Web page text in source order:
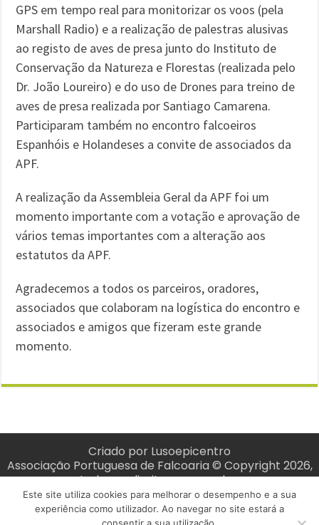
GPS em tempo real para monitorizar os voos (pela
Marshall Radio) e a realização de palestras alusivas
ao registo de aves de presa junto do Instituto de
Conservação da Natureza e Florestas (realizada pelo
Dr. João Loureiro) e do uso de Drones para treino de
aves de presa realizada por Santiago Camarena.
Participaram também no encontro falcoeiros
Espanhóis e Holandeses a convite de associados da
APF.
A realização da Assembleia Geral da APF foi um
momento importante com a votação e aprovação de
vários temas importantes com a alteração aos
estatutos da APF.
Agradecemos a todos os parceiros, oradores,
associados que colaboram na logística do encontro e
associados e amigos que fizeram este grande
momento.
Criado por Lusoepicentro
Associação Portuguesa de Falcoaria © Copyright 2026,
todos os direitos reservados.
Este site utiliza cookies para melhorar o desempenho e a sua
experiência como utilizador. Ao navegar no site estará a